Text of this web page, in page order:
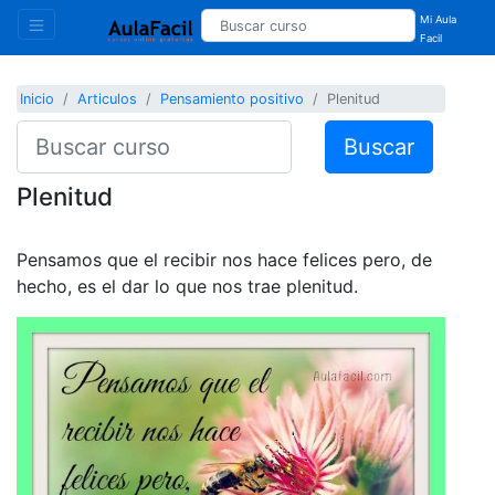
Mi Aula
Facil
Inicio Articulos Pensamiento positivo Plenitud
Buscar
Plenitud
Pensamos que el recibir nos hace felices pero, de
hecho, es el dar lo que nos trae plenitud.